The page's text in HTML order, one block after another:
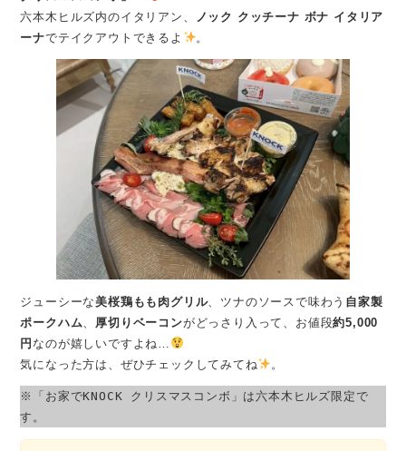
六本木ヒルズ内のイタリアン、
ノック クッチーナ ボナ イタリア
ーナでテイクアウトできるよ 。
ジューシーな美桜鶏もも肉グリル、ツナのソースで味わう 自家製
ポークハム
厚切りベーコンがどっさり入って、お値段約5,000
円 なのが嬉しいですよね…
気になった方は、ぜひチェックしてみてね
。
※「お家でKNOCK クリスマスコンボ」は六本木ヒルズ限定で
す。